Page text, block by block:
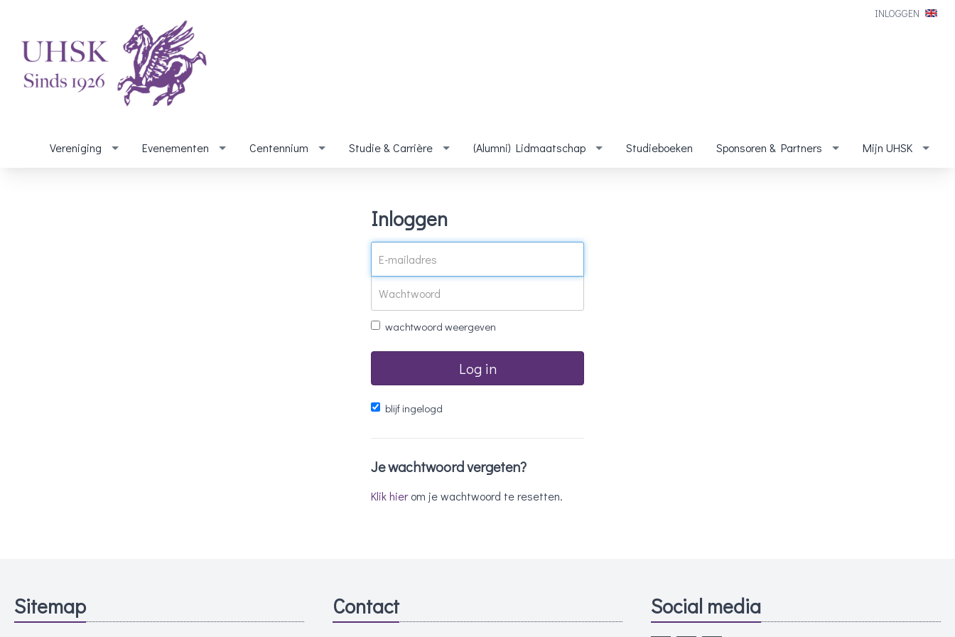
INLOGGEN
Vereniging Evenementen Centennium Studie & Carrière (Alumni) Lidmaatschap Studieboeken Sponsoren & Partners Mijn UHSK
Inloggen
wachtwoord weergeven
Log in
blijf ingelogd
Je wachtwoord vergeten?
Klik hierom je wachtwoord te resetten.
Sitemap Contact Social media